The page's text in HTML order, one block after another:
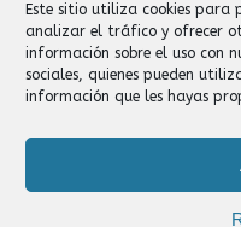
Este sitio utiliza cookies para
analizar el tráfico y ofrecer
información sobre el uso con
sociales, quienes pueden
información que les hayas
Facturación
Devoluciones
Privacidad
Formas de Pago